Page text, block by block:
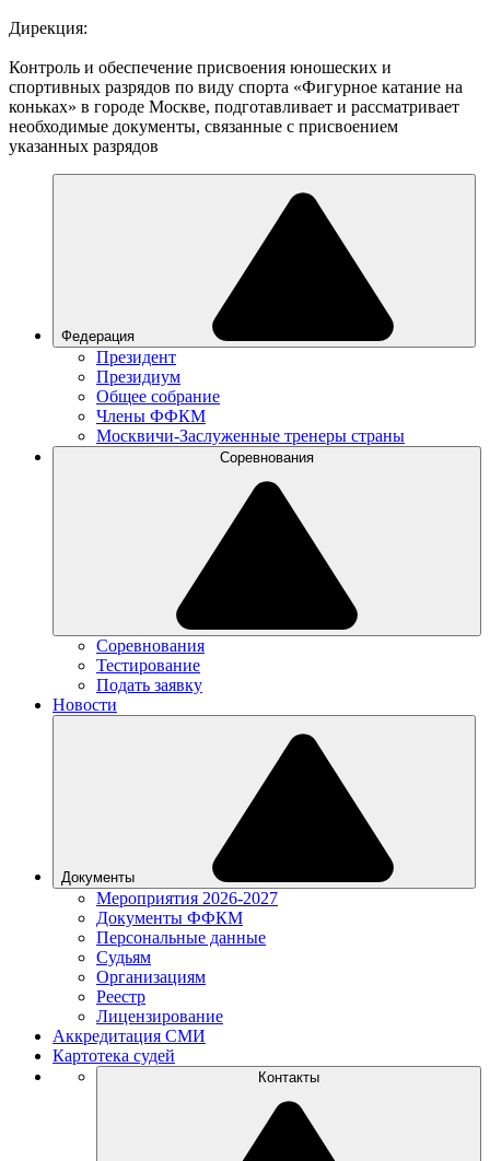
Дирекция:
Контроль и обеспечение присвоения юношеских и
спортивных разрядов по виду спорта «Фигурное катание на
коньках» в городе Москве, подготавливает и рассматривает
необходимые документы, связанные с присвоением
указанных разрядов
Федерация
Президент
Президиум
Общее собрание
Члены ФФКМ
Москвичи-Заслуженные тренеры страны
Соревнования
Соревнования
Тестирование
Подать заявку
Новости
Документы
Мероприятия 2026-2027
Документы ФФКМ
Персональные данные
Судьям
Организациям
Реестр
Лицензирование
Аккредитация СМИ
Картотека судей
Контакты